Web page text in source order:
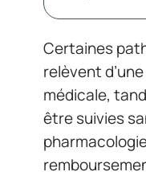
Certaines
relèvent
médicale,
être suivies